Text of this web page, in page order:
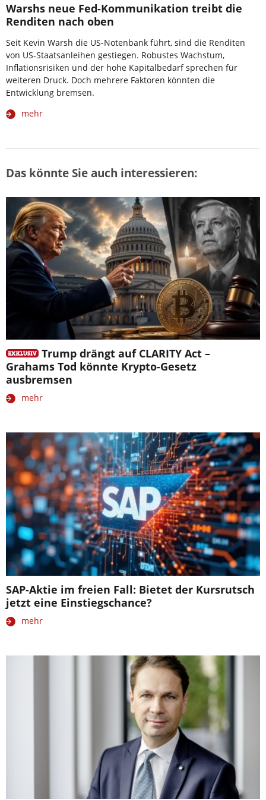
Warshs neue Fed-Kommunikation treibt die
Renditen nach oben
Seit Kevin Warsh die US-Notenbank führt, sind die Renditen
von US-Staatsanleihen gestiegen. Robustes Wachstum,
Inflationsrisiken und der hohe Kapitalbedarf sprechen für
weiteren Druck. Doch mehrere Faktoren könnten die
Entwicklung bremsen.
mehr
Das könnte Sie auch interessieren:
Trump drängt auf CLARITY Act –
Grahams Tod könnte Krypto-Gesetz
ausbremsen
mehr
SAP-Aktie im freien Fall: Bietet der Kursrutsch
jetzt eine Einstiegschance?
mehr